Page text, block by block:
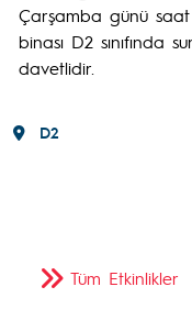
Çarşamba günü
binası D2 sınıfında
davetlidir.
D2
Tüm Etkinlikler